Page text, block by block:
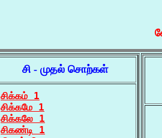
சி - முதல் சொற்கள்
சிக்கம் 1
சிக்கமே 1
சிக்கலே 1
சிகண்டி 1